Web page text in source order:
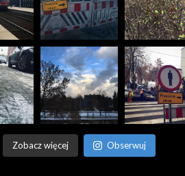
Zobacz więcej Obserwuj